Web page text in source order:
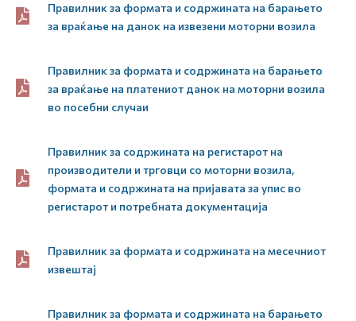
Правилник за формата и содржината на барањето
за враќање на данок на извезени моторни возила
Правилник за формата и содржината на барањето
за враќање на платениот данок на моторни возила
во посебни случаи
Правилник за содржината на регистарот на
производители и трговци со моторни возила,
формата и содржината на пријавата за упис во
регистарот и потребната документација
Правилник за формата и содржината на месечниот
извештај
Правилник за формата и содржината на барањето